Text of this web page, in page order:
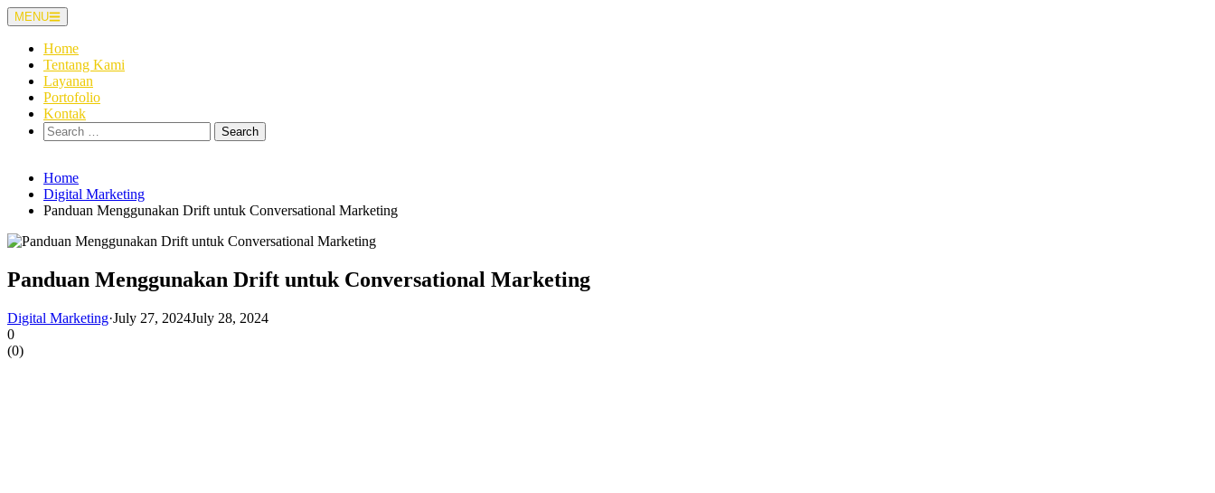
Skip
to
content
MENU
Home
Tentang Kami
Layanan
Portofolio
Kontak
Search
for:
Home
Digital Marketing
Panduan Menggunakan Drift untuk Conversational Marketing
Panduan Menggunakan Drift untuk Conversational Marketing
Digital Marketing·July 27, 2024July 28, 2024
0
(0)